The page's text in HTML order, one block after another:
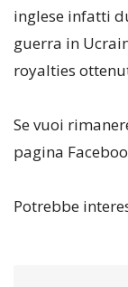
inglese infatti
guerra in
royalties
Se vuoi
pagina
Potrebbe